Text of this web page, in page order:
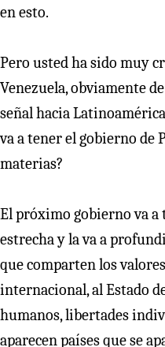
en esto.
Pero usted ha sido muy
Venezuela, obviamente
señal hacia
va a tener el gobierno de
materias?
El próximo gobierno va
estrecha y la va a
que comparten los
internacional, al Estado
humanos, libertades
aparecen países que se